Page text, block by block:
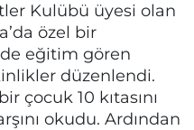
Kulübü üyesi olan
özel bir
eğitim gören
düzenlendi.
çocuk 10 kıtasını
okudu. Ardından